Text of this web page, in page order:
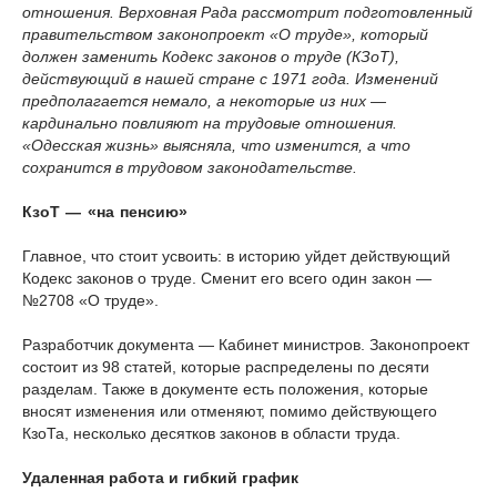
отношения. Верховная Рада рассмотрит подготовленный
правительством законопроект «О труде», который
должен заменить Кодекс законов о труде (КЗоТ),
действующий в нашей стране с 1971 года. Изменений
предполагается немало, а некоторые из них —
кардинально повлияют на трудовые отношения.
«Одесская жизнь» выясняла, что изменится, а что
сохранится в трудовом законодательстве.
КзоТ — «на пенсию»
Главное, что стоит усвоить: в историю уйдет действующий
Кодекс законов о труде. Сменит его всего один закон —
№2708 «О труде».
Разработчик документа — Кабинет министров. Законопроект
состоит из 98 статей, которые распределены по десяти
разделам. Также в документе есть положения, которые
вносят изменения или отменяют, помимо действующего
КзоТа, несколько десятков законов в области труда.
Удаленная работа и гибкий график